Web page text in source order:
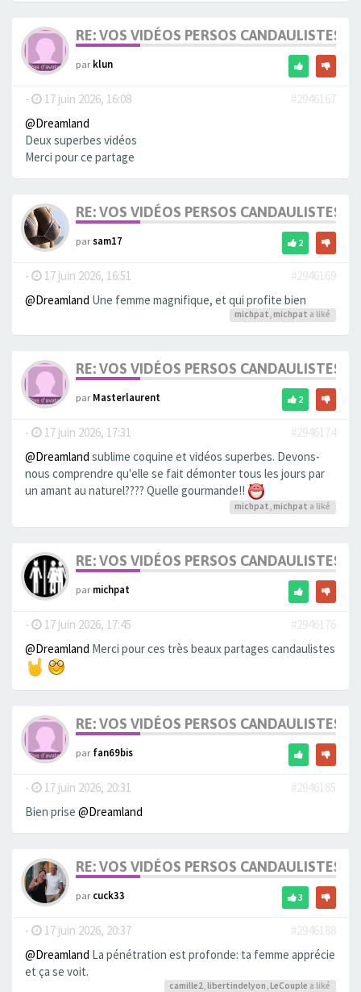
RE: VOS VIDÉOS PERSOS CANDAULISTES
parklun
- 17 juin 2026, 16:08
#2946167
@Dreamland
Deux superbes vidéos
Merci pour ce partage
RE: VOS VIDÉOS PERSOS CANDAULISTES
parsam17 2
- 17 juin 2026, 16:51
#2946169
@Dreamland Une femme magnifique, et qui profite bien
michpat, michpat a liké
RE: VOS VIDÉOS PERSOS CANDAULISTES
parMasterlaurent 2
- 17 juin 2026, 17:31
#2946174
@Dreamland sublime coquine et vidéos superbes. Devons-
nous comprendre qu'elle se fait démonter tous les jours par
un amant au naturel???? Quelle gourmande!!
michpat, michpat a liké
RE: VOS VIDÉOS PERSOS CANDAULISTES
parmichpat
- 17 juin 2026, 17:45
#2946176
@Dreamland Merci pour ces très beaux partages candaulistes
RE: VOS VIDÉOS PERSOS CANDAULISTES
parfan69bis
- 17 juin 2026, 20:31
#2946185
Bien prise @Dreamland
RE: VOS VIDÉOS PERSOS CANDAULISTES
parcuck33 3
- 17 juin 2026, 20:37
#2946188
@Dreamland La pénétration est profonde: ta femme apprécie
et ça se voit.
camille2, libertindelyon, LeCouple a liké